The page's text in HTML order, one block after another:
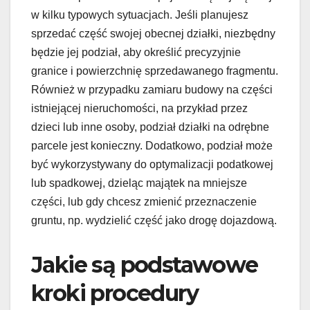
w kilku typowych sytuacjach. Jeśli planujesz
sprzedać część swojej obecnej działki, niezbędny
będzie jej podział, aby określić precyzyjnie
granice i powierzchnię sprzedawanego fragmentu.
Również w przypadku zamiaru budowy na części
istniejącej nieruchomości, na przykład przez
dzieci lub inne osoby, podział działki na odrębne
parcele jest konieczny. Dodatkowo, podział może
być wykorzystywany do optymalizacji podatkowej
lub spadkowej, dzieląc majątek na mniejsze
części, lub gdy chcesz zmienić przeznaczenie
gruntu, np. wydzielić część jako drogę dojazdową.
Jakie są podstawowe
kroki procedury